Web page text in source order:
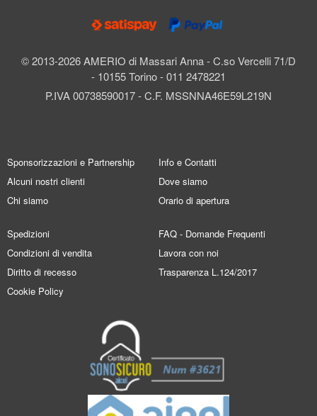
© 2013-2026 AMERIO di Massari Anna - C.so Vercelli 71/D
- 10155 Torino - 011 2478221
P.IVA 00738590017 - C.F. MSSNNA46E59L219N
Sponsorizzazioni e Partnership
Alcuni nostri clienti
Chi siamo
Info e Contatti
Dove siamo
Orario di apertura
Spedizioni
Condizioni di vendita
Diritto di recesso
Cookie Policy
FAQ - Domande Frequenti
Lavora con noi
Trasparenza L.124/2017